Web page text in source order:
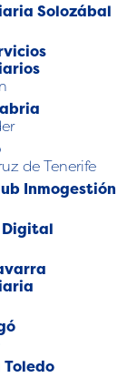
Solozábal
de Tenerife
Inmogestión
Digital
Toledo